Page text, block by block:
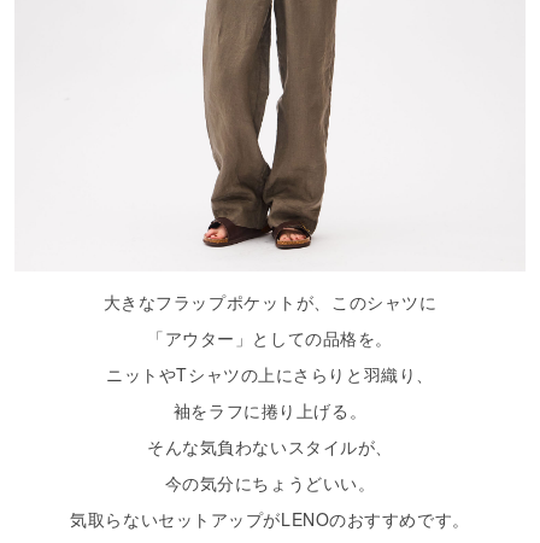
大きなフラップポケットが、このシャツに
「アウター」としての品格を。
ニットやTシャツの上にさらりと羽織り、
袖をラフに捲り上げる。
そんな気負わないスタイルが、
今の気分にちょうどいい。
気取らないセットアップがLENOのおすすめです。